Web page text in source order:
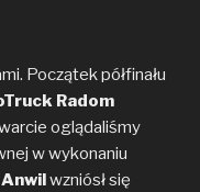
Początek półfinału
Radom
oglądaliśmy
w wykonaniu
Anwilwzniósł się